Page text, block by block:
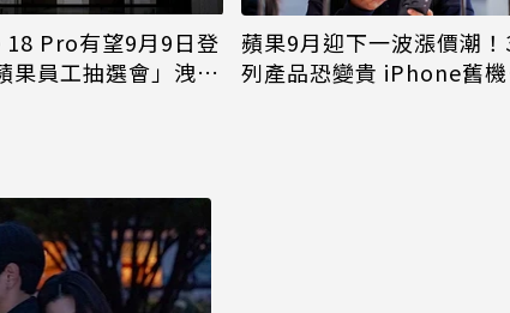
Pro有望9月9日登
果員工抽選會」洩端
蘋果9月迎下一波漲價潮！
列產品恐變貴 iPhone舊機